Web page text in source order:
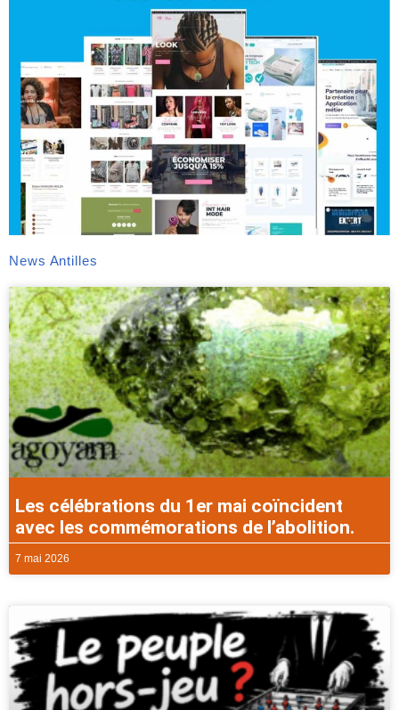
News Antilles
Les célébrations du 1er mai coïncident
avec les commémorations de l’abolition.
7 mai 2026